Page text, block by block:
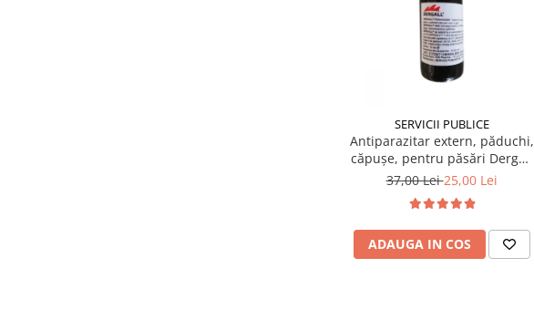
SERVICII PUBLICE
Antiparazitar extern, păduchi,
căpuşe, pentru păsări Dergall
10 ml
37,00 Lei25,00 Lei
ADAUGA IN COS